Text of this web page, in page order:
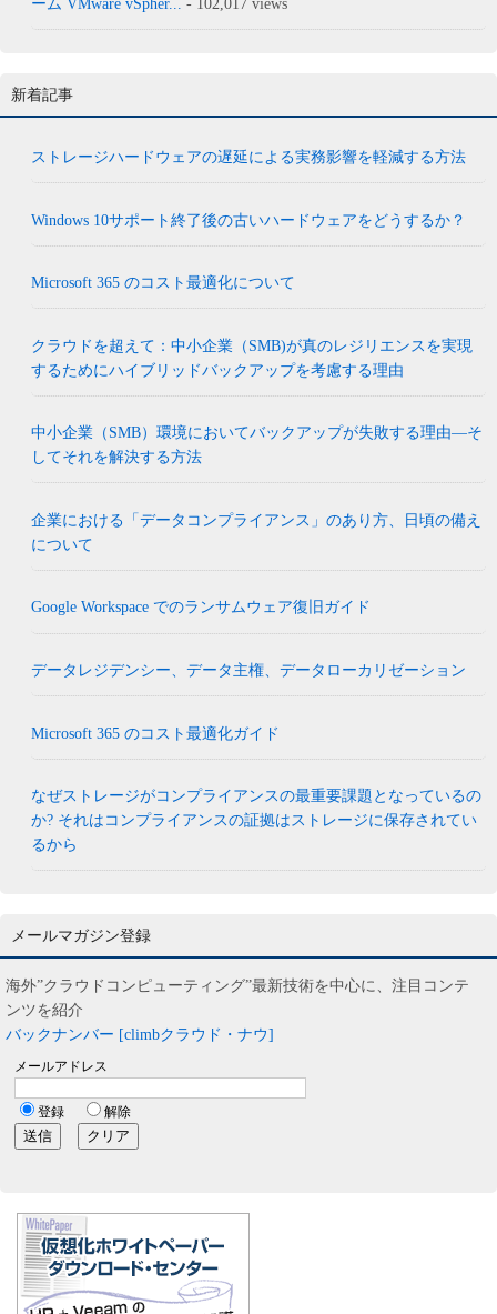
ーム VMware vSpher... - 102,017 views
新着記事
ストレージハードウェアの遅延による実務影響を軽減する方法
Windows 10サポート終了後の古いハードウェアをどうするか？
Microsoft 365 のコスト最適化について
クラウドを超えて：中小企業（SMB)が真のレジリエンスを実現
するためにハイブリッドバックアップを考慮する理由
中小企業（SMB）環境においてバックアップが失敗する理由―そ
してそれを解決する方法
企業における「データコンプライアンス」のあり方、日頃の備え
について
Google Workspace でのランサムウェア復旧ガイド
データレジデンシー、データ主権、データローカリゼーション
Microsoft 365 のコスト最適化ガイド
なぜストレージがコンプライアンスの最重要課題となっているの
か? それはコンプライアンスの証拠はストレージに保存されてい
るから
メールマガジン登録
海外”クラウドコンピューティング”最新技術を中心に、注目コンテ
ンツを紹介
バックナンバー [climbクラウド・ナウ]